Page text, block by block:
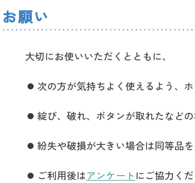
お願い
大切にお使いいただくとともに、
次の方が気持ちよく使えるよう、
綻び、破れ、ボタンが取れたなど
紛失や破損が大きい場合は同等品を
ご利用後はアンケートにご協力くだ